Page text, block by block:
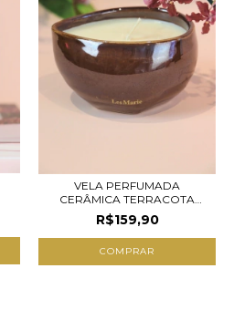
VELA PERFUMADA
CERÂMICA TERRACOTA
9X9CM
R$159,90